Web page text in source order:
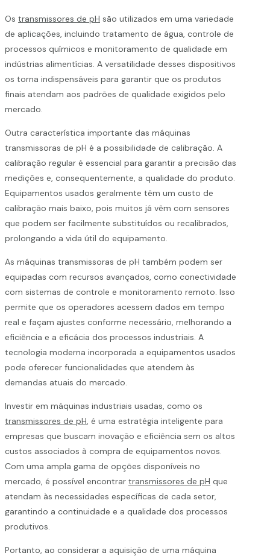
Os transmissores de pH são utilizados em uma variedade
de aplicações, incluindo tratamento de água, controle de
processos químicos e monitoramento de qualidade em
indústrias alimentícias. A versatilidade desses dispositivos
os torna indispensáveis para garantir que os produtos
finais atendam aos padrões de qualidade exigidos pelo
mercado.
Outra característica importante das máquinas
transmissoras de pH é a possibilidade de calibração. A
calibração regular é essencial para garantir a precisão das
medições e, consequentemente, a qualidade do produto.
Equipamentos usados geralmente têm um custo de
calibração mais baixo, pois muitos já vêm com sensores
que podem ser facilmente substituídos ou recalibrados,
prolongando a vida útil do equipamento.
As máquinas transmissoras de pH também podem ser
equipadas com recursos avançados, como conectividade
com sistemas de controle e monitoramento remoto. Isso
permite que os operadores acessem dados em tempo
real e façam ajustes conforme necessário, melhorando a
eficiência e a eficácia dos processos industriais. A
tecnologia moderna incorporada a equipamentos usados
pode oferecer funcionalidades que atendem às
demandas atuais do mercado.
Investir em máquinas industriais usadas, como os
transmissores de pH , é uma estratégia inteligente para
empresas que buscam inovação e eficiência sem os altos
custos associados à compra de equipamentos novos.
Com uma ampla gama de opções disponíveis no
mercado, é possível encontrar transmissores de pH que
atendam às necessidades específicas de cada setor,
garantindo a continuidade e a qualidade dos processos
produtivos.
Portanto, ao considerar a aquisição de uma máquina